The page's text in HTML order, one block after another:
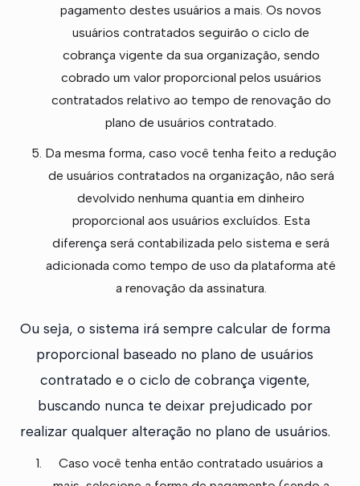
pagamento destes usuários a mais. Os novos
usuários contratados seguirão o ciclo de
cobrança vigente da sua organização, sendo
cobrado um valor proporcional pelos usuários
contratados relativo ao tempo de renovação do
plano de usuários contratado.
Da mesma forma, caso você tenha feito a redução
de usuários contratados na organização, não será
devolvido nenhuma quantia em dinheiro
proporcional aos usuários excluídos. Esta
diferença será contabilizada pelo sistema e será
adicionada como tempo de uso da plataforma até
a renovação da assinatura.
Ou seja, o sistema irá sempre calcular de forma
proporcional baseado no plano de usuários
contratado e o ciclo de cobrança vigente,
buscando nunca te deixar prejudicado por
realizar qualquer alteração no plano de usuários.
Caso você tenha então contratado usuários a